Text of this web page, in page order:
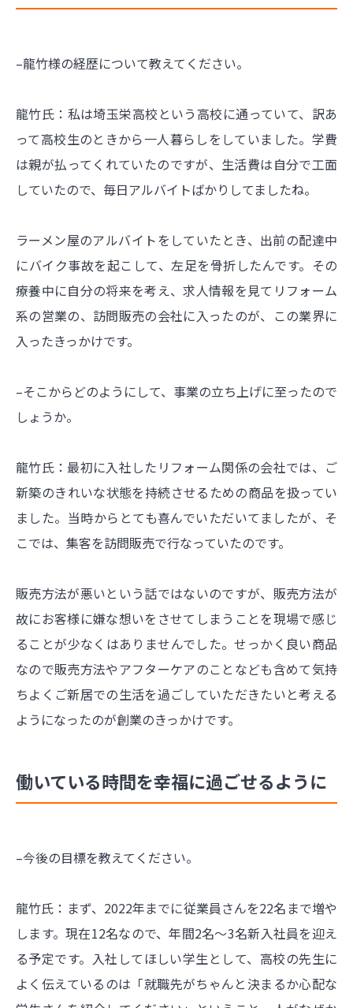
–龍竹様の経歴について教えてください。
龍竹氏：私は埼玉栄高校という高校に通っていて、訳あ
って高校生のときから一人暮らしをしていました。学費
は親が払ってくれていたのですが、生活費は自分で工面
していたので、毎日アルバイトばかりしてましたね。
ラーメン屋のアルバイトをしていたとき、出前の配達中
にバイク事故を起こして、左足を骨折したんです。その
療養中に自分の将来を考え、求人情報を見てリフォーム
系の営業の、訪問販売の会社に入ったのが、この業界に
入ったきっかけです。
–そこからどのようにして、事業の立ち上げに至ったので
しょうか。
龍竹氏：最初に入社したリフォーム関係の会社では、ご
新築のきれいな状態を持続させるための商品を扱ってい
ました。当時からとても喜んでいただいてましたが、そ
こでは、集客を訪問販売で行なっていたのです。
販売方法が悪いという話ではないのですが、販売方法が
故にお客様に嫌な想いをさせてしまうことを現場で感じ
ることが少なくはありませんでした。せっかく良い商品
なので販売方法やアフターケアのことなども含めて気持
ちよくご新居での生活を過ごしていただきたいと考える
ようになったのが創業のきっかけです。
働いている時間を幸福に過ごせるように
–今後の目標を教えてください。
龍竹氏：まず、2022年までに従業員さんを22名まで増や
します。現在12名なので、年間2名～3名新入社員を迎え
る予定です。入社してほしい学生として、高校の先生に
よく伝えているのは「就職先がちゃんと決まるか心配な